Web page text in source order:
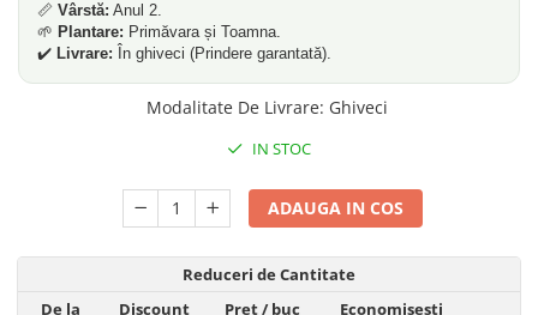
📏 Vârstă: Anul 2.
🌱 Plantare: Primăvara și Toamna.
✔️ Livrare: În ghiveci (Prindere garantată).
Modalitate De Livrare: Ghiveci
IN STOC
ADAUGA IN COS
Reduceri de Cantitate
De la
Discount Pret/ buc
Economisesti